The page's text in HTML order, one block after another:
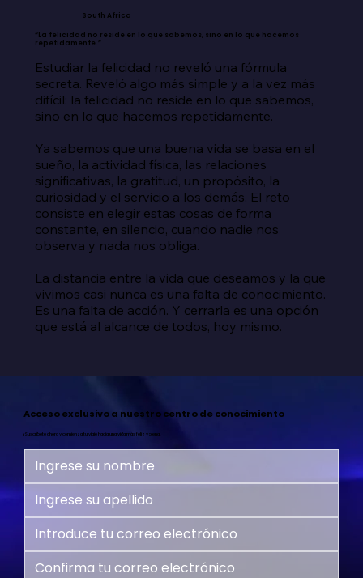
South Africa
“La felicidad no reside en lo que sabemos, sino en lo que hacemos
repetidamente.”
Estudiar la felicidad no reveló una fórmula
secreta. Reveló algo más simple y a la vez más
difícil: la felicidad no reside en lo que sabemos,
sino en lo que hacemos repetidamente.
Ya sabemos que una buena vida se basa en el
sueño, la actividad física, las relaciones
significativas, la gratitud, un propósito, la
curiosidad y el servicio a los demás. El reto
consiste en elegir estas cosas de forma
constante, en silencio, cuando nadie nos
observa y nada nos obliga.
La distancia entre la vida que deseamos y la que
vivimos casi nunca es una falta de conocimiento.
Es una falta de acción. Y cerrarla es una opción
que está al alcance de todos, hoy mismo.
Acceso exclusivo a nuestro centro de conocimiento
¡Suscríbete ahora y comienza tu viaje hacia una vida más feliz y plena!